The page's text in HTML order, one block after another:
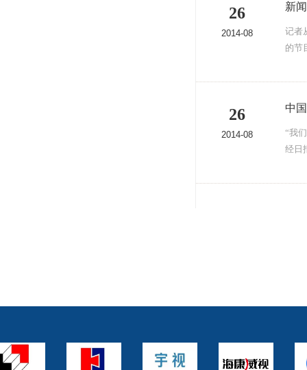
26
2014-08
新
记者
的节
26
2014-08
中
“我
经日